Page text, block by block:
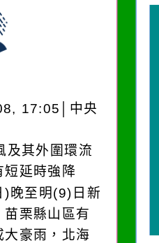
17:05│中央
及其外圍環流
短延時強降
)晚至明(9)日新
苗栗縣山區有
大豪雨，北海
者：網路小語
活是一面鏡子。你對